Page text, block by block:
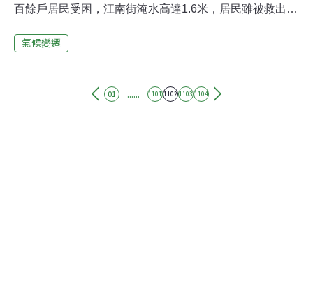
百餘戶居民受困，江南街淹水高達1.6米，居民雖被救出安
景，都心有餘悸。這次溫妮颱風來襲，僅是中度颱風竟然
大水。大湖山莊後山山洪暴發泥水滾滾衝下，加上大湖公
氣候變遷
01 ...... 1101110211031104